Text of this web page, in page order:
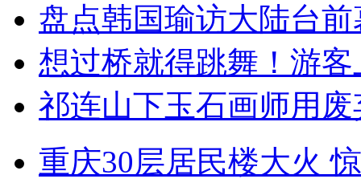
盘点韩国瑜访大陆台
想过桥就得跳舞！游客
祁连山下玉石画师用
重庆30层居民楼大火